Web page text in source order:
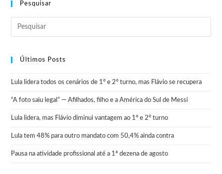
Pesquisar
Últimos Posts
Lula lidera todos os cenários de 1º e 2º turno, mas Flávio se recupera
“A foto saiu legal” — Afilhados, filho e a América do Sul de Messi
Lula lidera, mas Flávio diminui vantagem ao 1º e 2º turno
Lula tem 48% para outro mandato com 50,4% ainda contra
Pausa na atividade profissional até a 1ª dezena de agosto